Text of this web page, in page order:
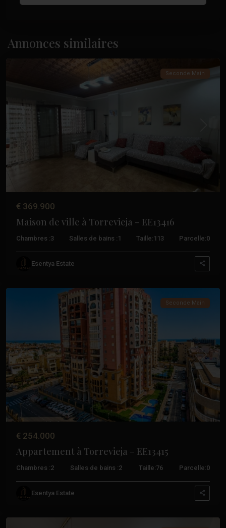
Annonces similaires
Torrevieja
Seconde Main
€ 369.900
Maison de ville à Torrevieja – EE13416
Chambres :3 Salles de bains : 1 Taille: 113 Parcelle:0
Esentya Estate
Frutales,
Précédent Suivant
Seconde Main
€ 254.000
Appartement à Torrevieja – EE13415
Chambres :2 Salles de bains :2 Taille:76 Parcelle:0
Esentya Estate
Torrevieja,